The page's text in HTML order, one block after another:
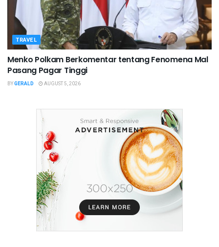
TRAVEL
Menko Polkam Berkomentar tentang Fenomena Mal
Pasang Pagar Tinggi
BYGERALD AUGUST 5, 2026